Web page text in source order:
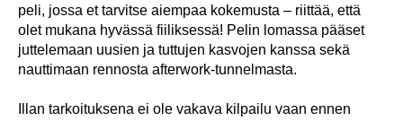
peli, jossa et tarvitse aiempaa kokemusta – riittää, että
olet mukana hyvässä fiiliksessä! Pelin lomassa pääset
juttelemaan uusien ja tuttujen kasvojen kanssa sekä
nauttimaan rennosta afterwork-tunnelmasta.
Illan tarkoituksena ei ole vakava kilpailu vaan ennen